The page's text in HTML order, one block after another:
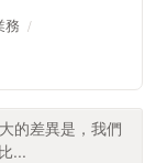
務
的差異是，我們
...